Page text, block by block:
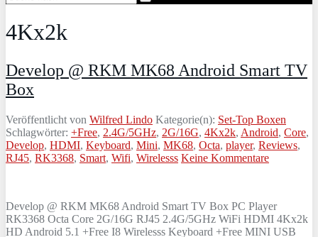
4Kx2k
Develop @ RKM MK68 Android Smart TV
Box
Veröffentlicht von Wilfred Lindo Kategorie(n): Set-Top Boxen
Schlagwörter: +Free, 2.4G/5GHz, 2G/16G, 4Kx2k, Android, Core,
Develop, HDMI, Keyboard, Mini, MK68, Octa, player, Reviews,
RJ45, RK3368, Smart, Wifi, Wirelesss Keine Kommentare
Develop @ RKM MK68 Android Smart TV Box PC Player
RK3368 Octa Core 2G/16G RJ45 2.4G/5GHz WiFi HDMI 4Kx2k
HD Android 5.1 +Free I8 Wirelesss Keyboard +Free MINI USB